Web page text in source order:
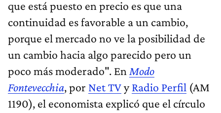
que está puesto en precio es que una
continuidad es favorable a un cambio,
porque el mercado no ve la posibilidad de
un cambio hacia algo parecido pero un
poco más moderado". En Modo
Fontevecchia, por Net TVyRadio Perfil (AM
1190), el economista explicó que el círculo